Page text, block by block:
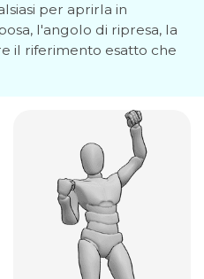
per aprirla in
l'angolo di ripresa, la
il riferimento esatto che